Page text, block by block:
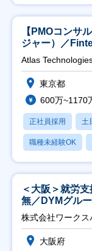
【PMOコンサ
ジャー）／
Atlas
東京都
600万~1170
正社員採用 土
職種未経験OK
＜大阪＞就労
無／DYMグル
日祝】
株式会社ワークス
大阪府